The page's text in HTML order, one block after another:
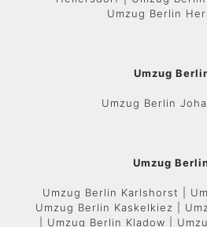
Umzug Berlin
Umzug
Umzug Berlin
Umzug
Umzug Berlin Karlshorst |
Umzug Berlin Kaskelkiez |
| Umzug Berlin Kladow |